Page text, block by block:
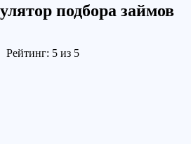
подбора займов
Рейтинг: 5 из 5